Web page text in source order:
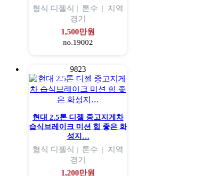
형식 디젤식 | 톤수 | 지역
경기
1,500만원
no.19002
9823
현대 2.5톤 디젤 중고지게차
습식브레이크 미션 힘 좋은 화
성지…
형식 디젤식 | 톤수 | 지역
경기
1,200만원